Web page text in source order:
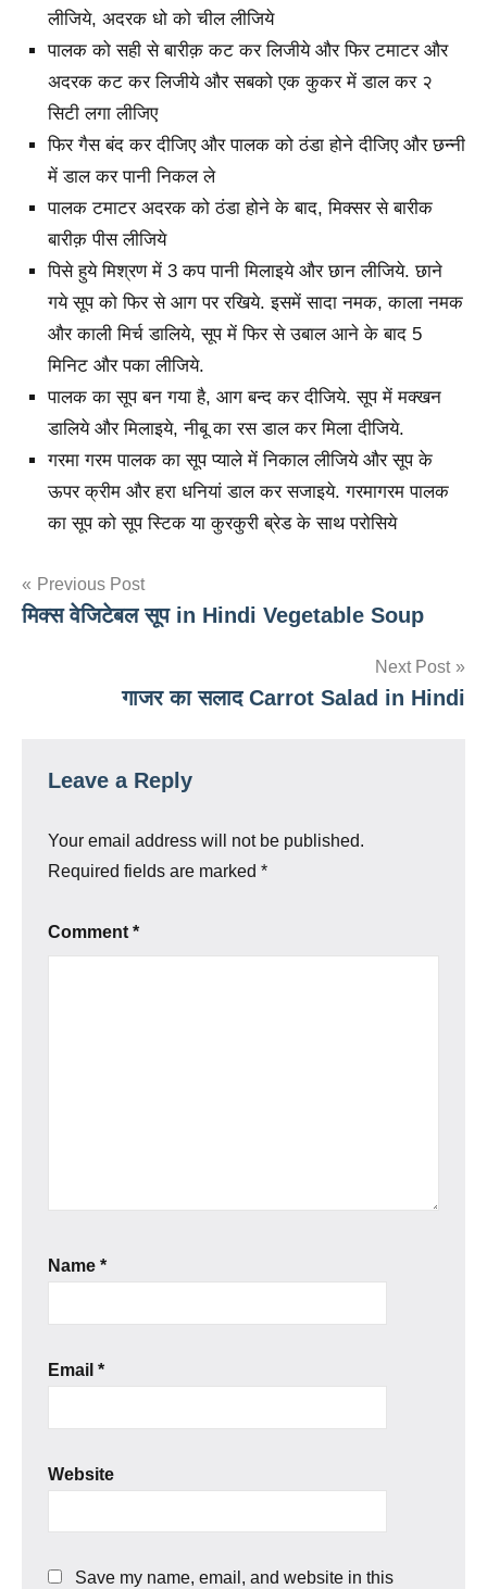
लीजिये, अदरक धो को चील लीजिये
पालक को सही से बारीक़ कट कर लिजीये और फिर टमाटर और
अदरक कट कर लिजीये और सबको एक कुकर में डाल कर २
सिटी लगा लीजिए
फिर गैस बंद कर दीजिए और पालक को ठंडा होने दीजिए और छन्नी
में डाल कर पानी निकल ले
पालक टमाटर अदरक को ठंडा होने के बाद, मिक्सर से बारीक
बारीक़ पीस लीजिये
पिसे हुये मिश्रण में 3 कप पानी मिलाइये और छान लीजिये. छाने
गये सूप को फिर से आग पर रखिये. इसमें सादा नमक, काला नमक
और काली मिर्च डालिये, सूप में फिर से उबाल आने के बाद 5
मिनिट और पका लीजिये.
पालक का सूप बन गया है, आग बन्द कर दीजिये. सूप में मक्खन
डालिये और मिलाइये, नीबू का रस डाल कर मिला दीजिये.
गरमा गरम पालक का सूप प्याले में निकाल लीजिये और सूप के
ऊपर क्रीम और हरा धनियां डाल कर सजाइये. गरमागरम पालक
का सूप को सूप स्टिक या कुरकुरी ब्रेड के साथ परोसिये
Post
navigation
Previous Post
मिक्स वेजिटेबल सूप in Hindi Vegetable Soup
Next Post
गाजर का सलाद Carrot Salad in Hindi
Leave a Reply
Your email address will not be published.
Required fields are marked *
Comment*
Name *
Email *
Website
Save my name, email, and website in this